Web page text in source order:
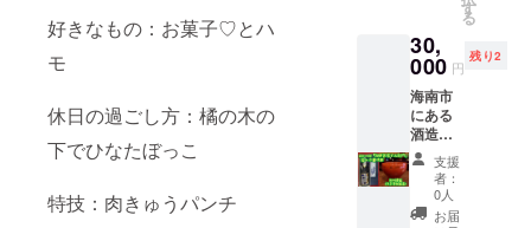
好きなもの：お菓子♡とハ
モ
休日の過ごし方：橘の木の
下でひなたぼっこ
特技：肉きゅうパンチ
す。
「蔵出
しみか
ん」は
収穫し
たみか
んを土
壁の蔵
に貯蔵
し、厳
て、な
るべく
ご要望
に応じ
てお作
りした
いと思
いま
す。 (ご
期待に
す
る
30,
000 円
残り2
海南市
にある
酒造中
野ＢＣ
より最
高峰の
日本酒
支援
者：
0人
お届